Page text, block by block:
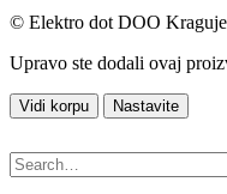
© Elektro dot DOO
Upravo ste dodali ovaj
Vidi korpu Nastavite